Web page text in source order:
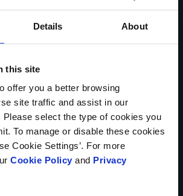
Details About
this site
offer you a better browsing
site traffic and assist in our
Please select the type of cookies you
To manage or disable these cookies
Cookie Settings’. For more
Cookie Policy and Privacy
5 de archivos. Máximo (5Mb) por